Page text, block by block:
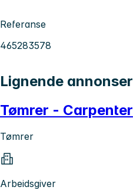
Referanse
465283578
Lignende annonser
Tømrer - Carpenter
Tømrer
Arbeidsgiver